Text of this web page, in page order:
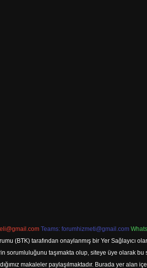
Teams: forumhizmeti@gmail.com
(BTK) tarafından onaylanmış bir Yer
sorumluluğunu taşımakta olup, siteye üye olarak
makaleler paylaşılmaktadır. Burada yer